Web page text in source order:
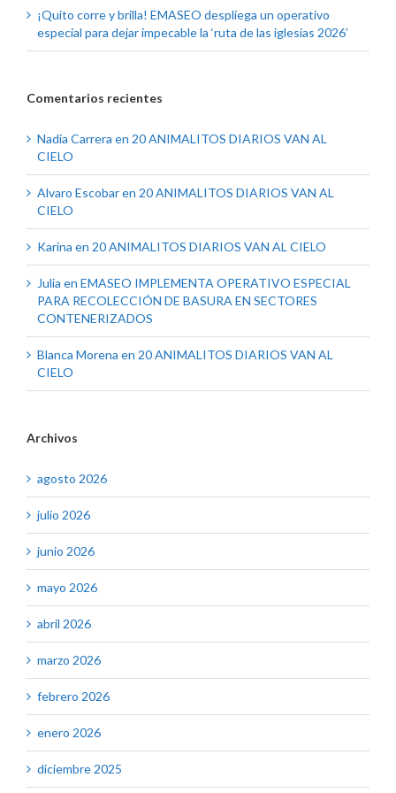
¡Quito corre y brilla! EMASEO despliega un operativo
especial para dejar impecable la ‘ruta de las iglesias 2026’
Comentarios recientes
Nadia Carrera en 20 ANIMALITOS DIARIOS VAN AL
CIELO
Alvaro Escobaren 20 ANIMALITOS DIARIOS VAN AL
CIELO
Karina en 20 ANIMALITOS DIARIOS VAN AL CIELO
Julia en EMASEO IMPLEMENTA OPERATIVO ESPECIAL
PARA RECOLECCIÓN DE BASURA EN SECTORES
CONTENERIZADOS
Blanca Morena en 20 ANIMALITOS DIARIOS VAN AL
CIELO
Archivos
agosto 2026
julio 2026
junio 2026
mayo 2026
abril 2026
marzo 2026
febrero 2026
enero 2026
diciembre 2025